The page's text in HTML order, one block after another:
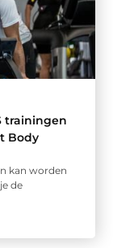
trainingen
Body
kan worden
de